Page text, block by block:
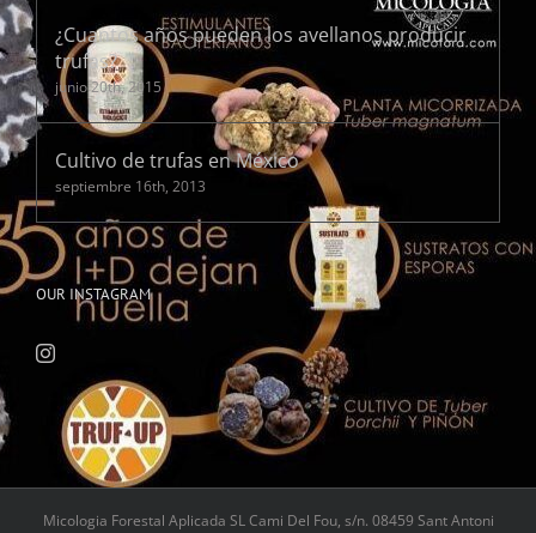
¿Cuantos años pueden los avellanos producir
trufas?
junio 20th, 2015
Cultivo de trufas en México
septiembre 16th, 2013
OUR INSTAGRAM
Micologia Forestal Aplicada SL Cami Del Fou, s/n. 08459 Sant Antoni